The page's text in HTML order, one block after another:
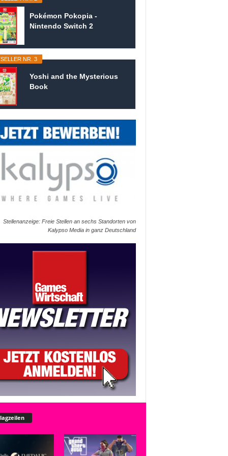
Pokémon Pokopia -
Nintendo Switch 2
NR. 3
Yoshi and the Mysterious
Book
Stellenanzeige: Freie Stellen an sechs Standorten von
Kalypso Media in ganz Deutschland